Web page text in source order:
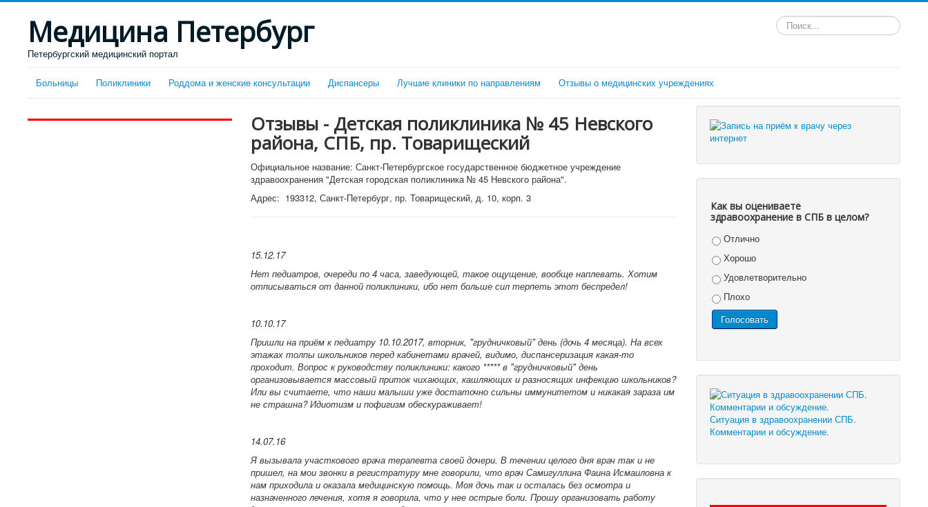
Медицина Петербург
Петербургский медицинский портал
Искать...
Больницы Поликлиники Роддома и женские консультации Диспансеры Лучшие клиники по направлениям Отзывы о медицинских учреждениях
Отзывы - Детская поликлиника № 45 Невского
района, СПБ, пр. Товарищеский
Официальное название: Санкт-Петербургское государственное бюджетное учреждение
здравоохранения "Детская городская поликлиника № 45 Невского района".
Адрес: 193312, Санкт-Петербург, пр. Товарищеский, д. 10, корп. 3
15.12.17
Нет педиатров, очереди по 4 часа, заведующей, такое ощущение, вообще наплевать. Хотим
отписываться от данной поликлиники, ибо нет больше сил терпеть этот беспредел!
10.10.17
Пришли на приём к педиатру 10.10.2017, вторник, "грудничковый" день (дочь 4 месяца). На всех
этажах толпы школьников перед кабинетами врачей, видимо, диспансеризация какая-то
проходит. Вопрос к руководству поликлиники: какого ***** в "грудничковый" день
организовывается массовый приток чихающих, кашляющих и разносящих инфекцию школьников?
Или вы считаете, что наши малыши уже достаточно сильны иммунитетом и никакая зараза им
не страшна? Идиотизм и пофигизм обескураживает!
14.07.16
Я вызывала участкового врача терапевта своей дочери. В течении целого дня врач так и не
пришел, на мои звонки в регистратуру мне говорили, что врач Самигуллина Фаина Исмаиловна к
нам приходила и оказала медицинскую помощь. Моя дочь так и осталась без осмотра и
назначенного лечения, хотя я говорила, что у нее острые боли. Прошу организовать работу
Как вы оцениваете
здравоохранение в СПБ в целом?
Отлично
Хорошо
Удовлетворительно
Плохо
Ситуация в здравоохранении СПБ.
Комментарии и обсуждение.